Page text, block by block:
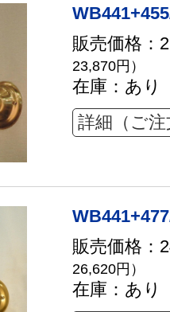
販売価格：
23,870円）
在庫：あり
詳細（ご
販売価格：
26,620円）
在庫：あり